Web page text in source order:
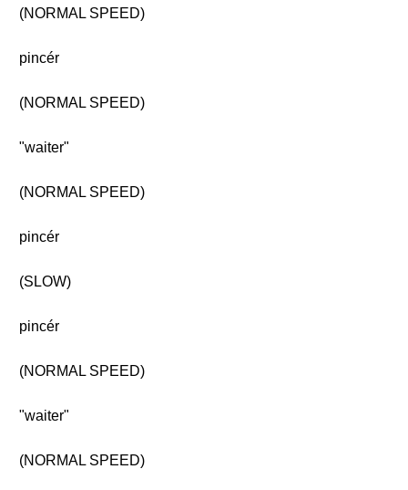
(NORMAL SPEED)
pincér
(NORMAL SPEED)
"waiter"
(NORMAL SPEED)
pincér
(SLOW)
pincér
(NORMAL SPEED)
"waiter"
(NORMAL SPEED)